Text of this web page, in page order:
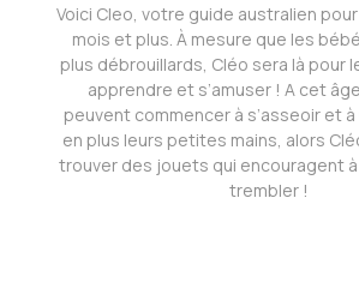
Voici Cleo, votre guide australien
mois et plus. À mesure que les
plus débrouillards, Cléo sera là pour
apprendre et s’amuser ! A cet
peuvent commencer à s’asseoir et
en plus leurs petites mains, alors
trouver des jouets qui encouragent
trembler !